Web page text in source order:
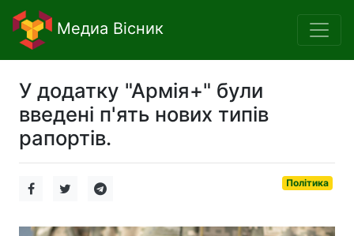
Медиа Вісник
У додатку "Армія+" були
введені п'ять нових типів
рапортів.
Політика